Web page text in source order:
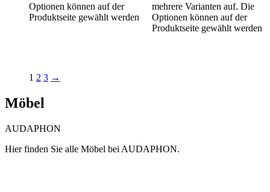
Optionen können auf der
Produktseite gewählt werden
mehrere Varianten auf. Die
Optionen können auf der
Produktseite gewählt werden
1 2 3 →
Möbel
AUDAPHON
Hier finden Sie alle Möbel bei AUDAPHON.